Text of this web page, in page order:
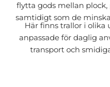
flytta gods mellan
samtidigt som de
Här finns trallor i olika
anpassade för daglig
transport och